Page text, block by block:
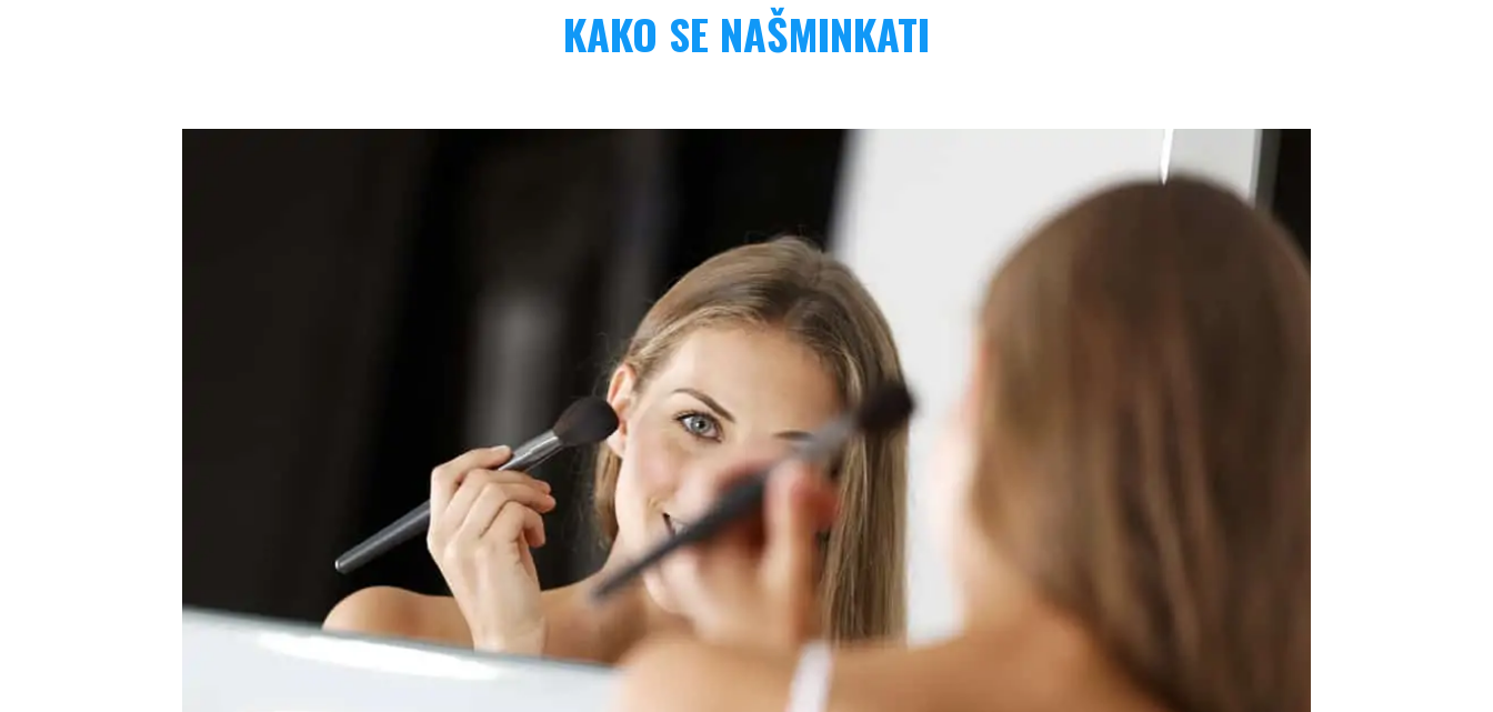
KAKO SE NAŠMINKATI